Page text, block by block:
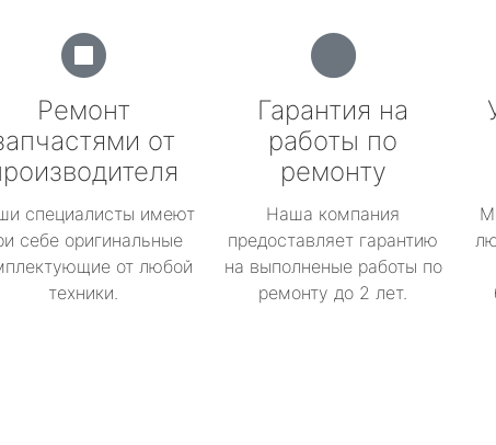
Ремонт
от
специалисты имеют
себе оригинальные
от любой
техники.
Гарантия на
работы по
ремонту
Наша компания
предоставляет гарантию
на выполненые работы по
ремонту до 2 лет.